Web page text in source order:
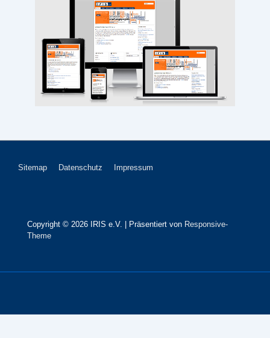
Footer-
Sitemap Datenschutz Impressum
Copyright © 2026 IRIS e.V. | Präsentiert von Responsive-
Theme